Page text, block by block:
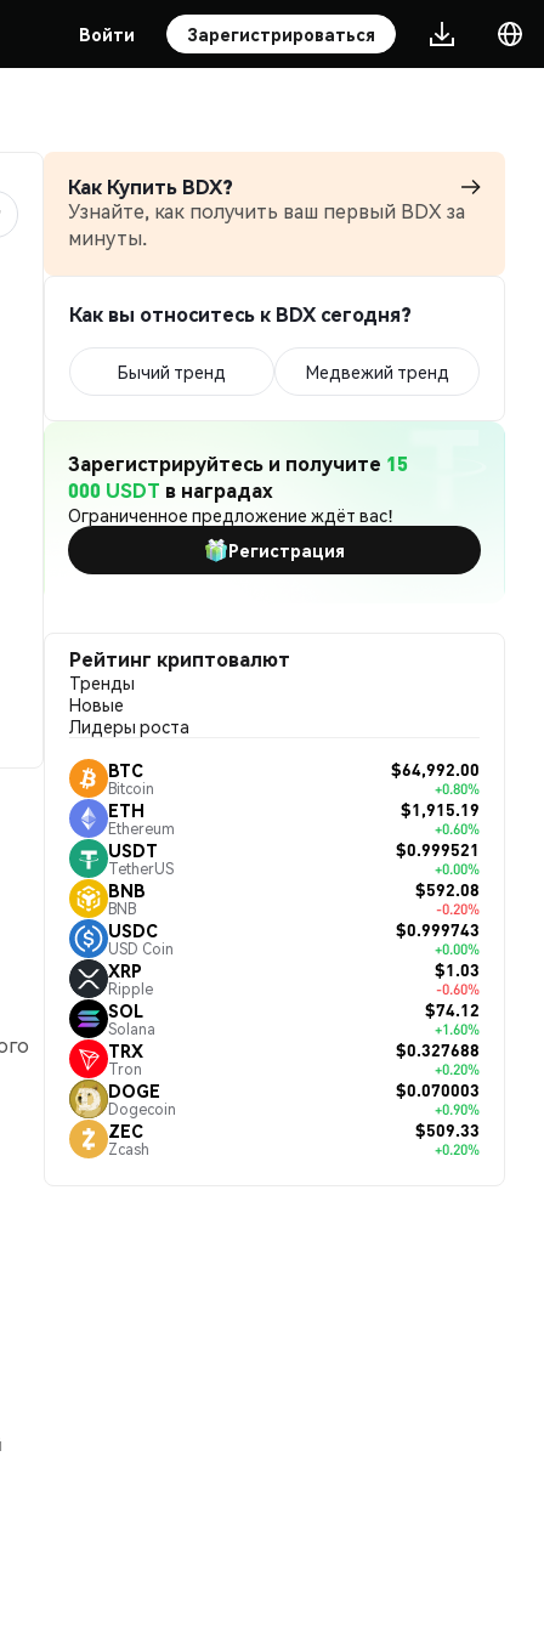
Войти Зарегистрироваться
Как Купить BDX?
Узнайте, как получить ваш первый BDX за
минуты.
Как вы относитесь к BDX сегодня?
Бычий тренд Медвежий тренд
Зарегистрируйтесь и получите 15
000 USDT в наградах
Ограниченное предложение ждёт вас!
Регистрация
Рейтинг криптовалют
Тренды
Новые
Лидеры роста
BTC
Bitcoin
$64,992.00
+0.80%
ETH
Ethereum
$1,915.19
+0.60%
USDT
TetherUS
$0.999521
+0.00%
BNB
BNB
$592.08
-0.20%
USDC
USD Coin
$0.999743
+0.00%
XRP
Ripple
$1.03
-0.60%
SOL
Solana
$74.12
+1.60%
TRX
Tron
$0.327688
+0.20%
DOGE
Dogecoin
$0.070003
+0.90%
ZEC
Zcash
$509.33
+0.20%